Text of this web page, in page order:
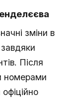
зміни в
Після
номерами
офіційно